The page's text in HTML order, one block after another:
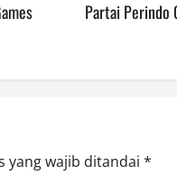
Partai Perindo
yang wajib ditandai *